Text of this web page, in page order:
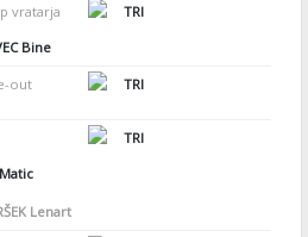
vratarja
TRI
Bine
out TRI
TRI
Lenart